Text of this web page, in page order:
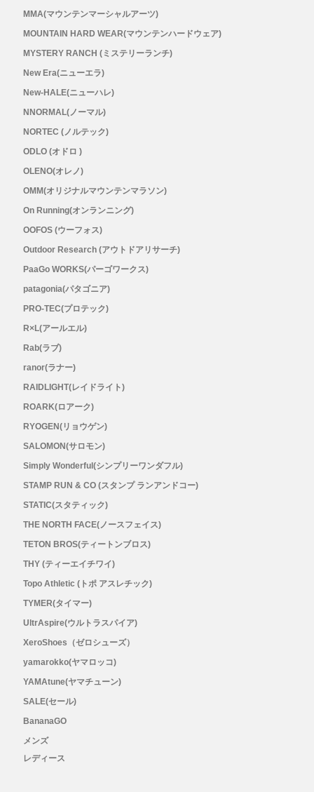
コー)
STATIC(スタティック)
THE NORTH FACE(ノースフェイス)
THY (ティーエイチワイ)
Topo Athletic (トポ アスレチック)
TYMER(タイマー)
UltrAspire(ウルトラスパイア)
XeroShoes（ゼロシューズ）
YAMAtune(ヤマチューン)
SALE(セール)
BananaGO
メンズ
MMA(マウンテンマーシャルアーツ)
MOUNTAIN HARD WEAR(マウンテンハードウェア)
MYSTERY RANCH (ミステリーランチ)
New Era(ニューエラ)
New-HALE(ニューハレ)
NNORMAL(ノーマル)
NORTEC (ノルテック)
ODLO (オドロ )
OLENO(オレノ)
OMM(オリジナルマウンテンマラソン)
On Running(オンランニング)
OOFOS (ウーフォス)
Outdoor Research (アウトドアリサーチ)
PaaGo WORKS(パーゴワークス)
patagonia(パタゴニア)
PRO-TEC(プロテック)
R×L(アールエル)
Rab(ラブ)
ranor(ラナー)
RAIDLIGHT(レイドライト)
ROARK(ロアーク)
RYOGEN(リョウゲン)
SALOMON(サロモン)
Simply Wonderful(シンプリーワンダフル)
STAMP RUN & CO (スタンプ ランアンドコー)
STATIC(スタティック)
THE NORTH FACE(ノースフェイス)
TETON BROS(ティートンブロス)
THY (ティーエイチワイ)
Topo Athletic (トポ アスレチック)
TYMER(タイマー)
UltrAspire(ウルトラスパイア)
XeroShoes（ゼロシューズ）
yamarokko(ヤマロッコ)
YAMAtune(ヤマチューン)
SALE(セール)
BananaGO
メンズ
レディース